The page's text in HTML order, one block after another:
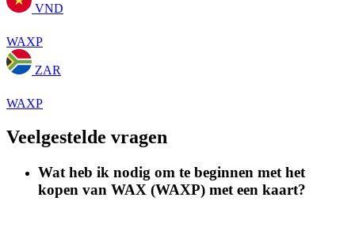
VND
WAXP
ZAR
WAXP
Veelgestelde vragen
Wat heb ik nodig om te beginnen met het
kopen van WAX (WAXP) met een kaart?